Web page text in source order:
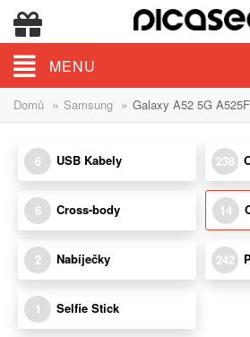
MENU
Domů » Samsung » Galaxy A52 5G A525F
6 USB Kabely 238
6 Cross-body 14
2 Nabíječky 242
1 Selfie Stick